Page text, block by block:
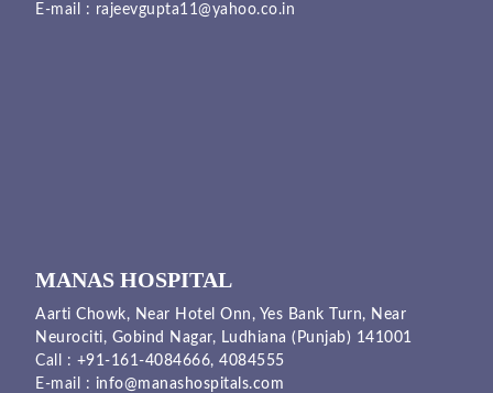
E-mail : rajeevgupta11@yahoo.co.in
MANAS HOSPITAL
Aarti Chowk, Near Hotel Onn, Yes Bank Turn, Near
Neurociti, Gobind Nagar, Ludhiana (Punjab) 141001
Call : +91-161-4084666, 4084555
E-mail : info@manashospitals.com